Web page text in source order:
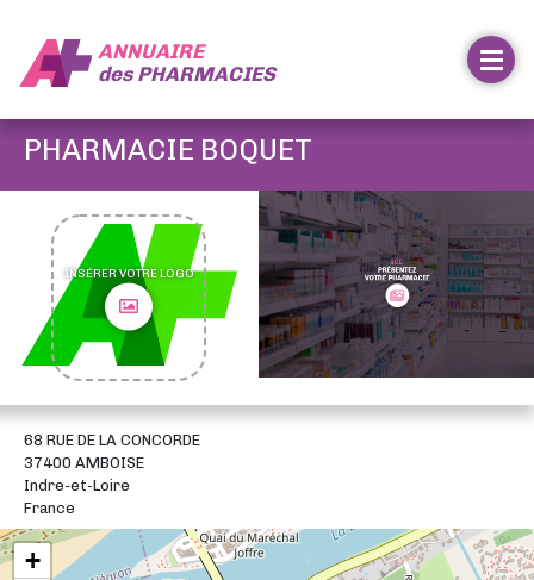
ANNUAIRE
desPHARMACIES
PHARMACIE BOQUET
INSÉRER VOTRE LOGO
68 RUE DE LA CONCORDE
37400 AMBOISE
Indre-et-Loire
France
+